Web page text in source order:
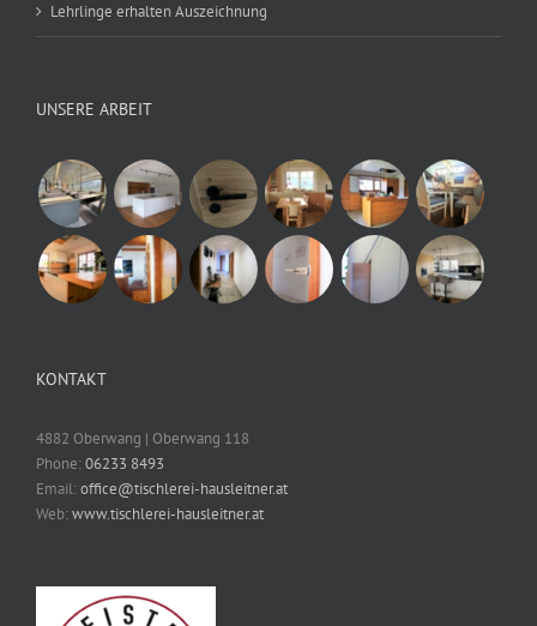
Lehrlinge erhalten Auszeichnung
UNSERE ARBEIT
KONTAKT
4882 Oberwang | Oberwang 118
Phone:06233 8493
Email:office@tischlerei-hausleitner.at
Web:www.tischlerei-hausleitner.at